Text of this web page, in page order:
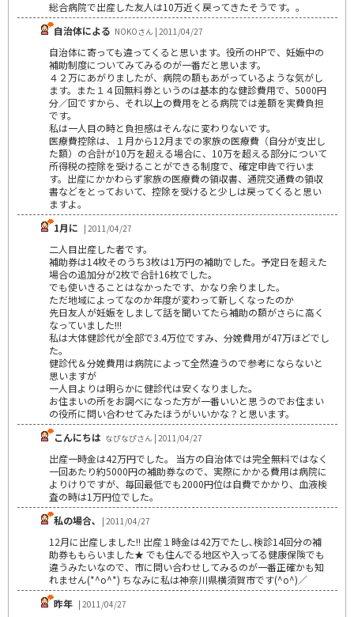
総合病院で出産した友人は10万近く戻ってきたそうです。。
自治体による NOKOさん | 2011/04/27
自治体に寄っても違ってくると思います。役所のHPで、妊娠中の
補助制度についてみてみるのが一番だと思います。
４２万にあがりましたが、病院の額もあがっているような気がし
ます。また１４回無料券というのは基本的な健診費用で、5000円
分／回ですから、それ以上の費用をとる病院では差額を実費負担
です。
私は一人目の時と負担感はそんなに変わりないです。
医療費控除は、１月から12月までの家族の医療費（自分が支出し
た額）の合計が10万を超える場合に、10万を超える部分について
所得税の控除を受けることができる制度で、確定申告で行いま
す。出産にかかわらず家族の医療費の領収書、通院交通費の領収
書などをとっておいて、控除を受けると少しは戻ってくると思い
ますよ。
1月に | 2011/04/27
二人目出産した者です。
補助券は14枚そのうち3枚は1万円の補助でした。予定日を超えた
場合の追加分が2枚で合計16枚でした。
でも使いきることはなかったです、かなり余りました。
ただ地域によってなのか年度が変わって新しくなったのか
先日友人が妊娠をしまして話を聞いてたら補助の額がさらに高く
なっていました!!!
私は大体健診代が全部で3.4万位ですみ、分娩費用が47万ほどでし
た。
健診代＆分娩費用は病院によって全然違うので参考にならないと
思いますが
一人目よりは明らかに健診代は安くなりました。
お住まいの所をお調べになった方が一番いいと思うのでお住まい
の役所に問い合わせてみたほうがいいかな？と思います。
こんにちは なぴなぴさん | 2011/04/27
出産一時金は42万円でした。 当方の自治体では完全無料ではなく
一回あたり約5000円の補助券なので、実際にかかる費用は病院に
よりけりですが、毎回最低でも2000円位は自費でかかり、血液検
査の時は1万円位でした。
私の場合､
| 2011/04/27
12月に出産しました!! 出産１時金は42万でたし､検診14回分の補
助券ももらいました★ でも住んでる地区や入ってる健康保険でも
違うみたいなので、市に問い合わせしてみるのが一番正確かも知
れません(*^o^*) ちなみに私は神奈川県横須賀市です(^o^)／
昨年 | 2011/04/27